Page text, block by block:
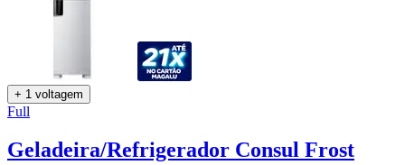
+ 1 voltagem
Full
Geladeira/Refrigerador Consul Frost